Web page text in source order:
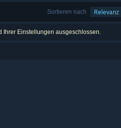
Sortieren nach Relevanz
Ihrer Einstellungen ausgeschlossen.